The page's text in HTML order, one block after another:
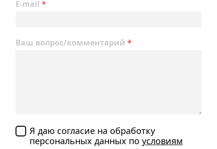
E-mail *
Ваш вопрос/комментарий *
Я даю согласие на обработку
персональных данных поусловиям